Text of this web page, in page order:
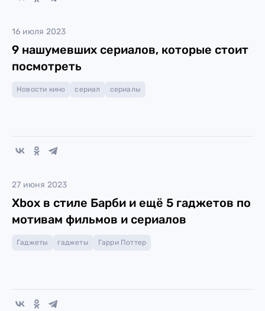
16 июля 2023
9 нашумевших сериалов, которые стоит
посмотреть
Новости кино сериал сериалы
27 июня 2023
Xbox в стиле Барби и ещё 5 гаджетов по
мотивам фильмов и сериалов
Гаджеты гаджеты Гарри Поттер